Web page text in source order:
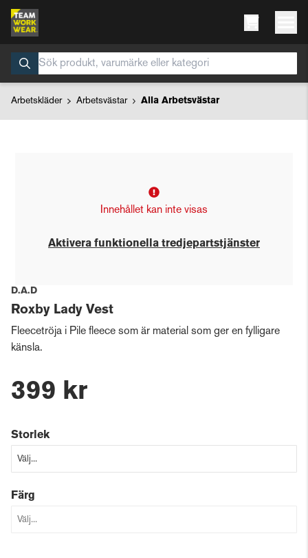
Arbetskläder Arbetsvästar Alla Arbetsvästar
Innehållet kan inte visas
Aktivera funktionella tredjepartstjänster
D.A.D
Roxby Lady Vest
Fleecetröja i Pile fleece som är material som ger en fylligare
känsla.
399 kr
Storlek
Färg